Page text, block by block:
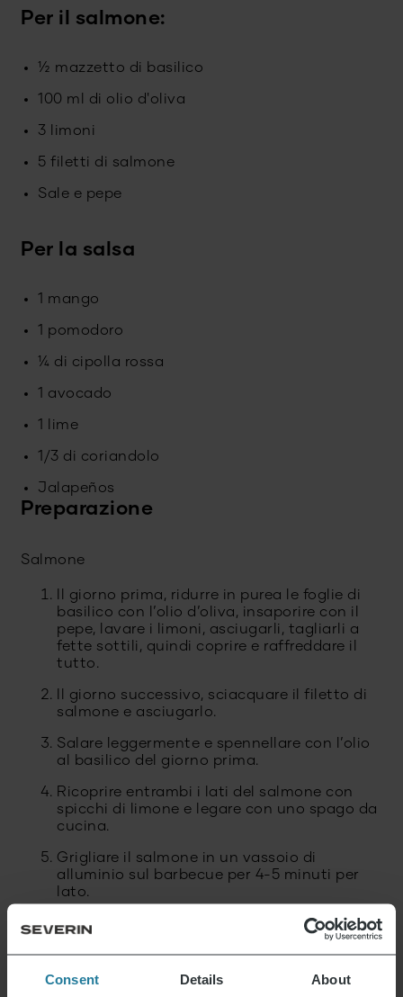
Consent Details About
Per il salmone:
½ mazzetto di basilico
100 ml di olio d'oliva
3 limoni
5 filetti di salmone
Sale e pepe
Per la salsa
1 mango
1 pomodoro
¼ di cipolla rossa
1 avocado
1 lime
1/3 di coriandolo
Jalapeños
Preparazione
Salmone
Il giorno prima, ridurre in purea le foglie di
basilico con l’olio d’oliva, insaporire con il
pepe, lavare i limoni, asciugarli, tagliarli a
fette sottili, quindi coprire e raffreddare il
tutto.
Il giorno successivo, sciacquare il filetto di
salmone e asciugarlo.
Salare leggermente e spennellare con l’olio
al basilico del giorno prima.
Ricoprire entrambi i lati del salmone con
spicchi di limone e legare con uno spago da
cucina.
Grigliare il salmone in un vassoio di
alluminio sul barbecue per 4-5 minuti per
lato.
Salsa
coriandolo e mescolare.